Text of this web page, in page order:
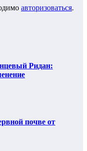
авторизоваться.
Ридан:
почве от